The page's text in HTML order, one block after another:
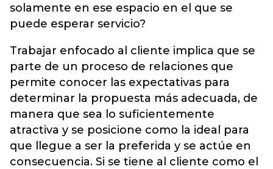
solamente en ese espacio en el que se
puede esperar servicio?
Trabajar enfocado al cliente implica que se
parte de un proceso de relaciones que
permite conocer las expectativas para
determinar la propuesta más adecuada, de
manera que sea lo suficientemente
atractiva y se posicione como la ideal para
que llegue a ser la preferida y se actúe en
consecuencia. Si se tiene al cliente como el